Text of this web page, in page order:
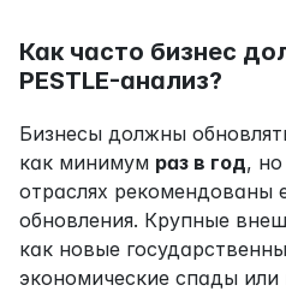
Как часто бизнес
PESTLE-анализ?
Бизнесы должны
как минимум раз в год,
отраслях рекомендованы
обновления. Крупные
как новые
экономические спады или